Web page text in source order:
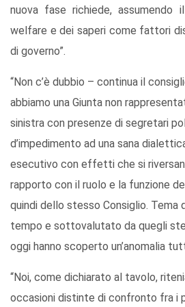
nuova fase richiede, assumendo
welfare e dei saperi come fattori
di governo”.
“Non c’è dubbio – continua il
abbiamo una Giunta non
sinistra con presenze di segretari
d’impedimento ad una sana
esecutivo con effetti che si
rapporto con il ruolo e la funzione
quindi dello stesso Consiglio. Tema
tempo e sottovalutato da quegli
oggi hanno scoperto un’anomalia
“Noi, come dichiarato al tavolo,
occasioni distinte di confronto fra i